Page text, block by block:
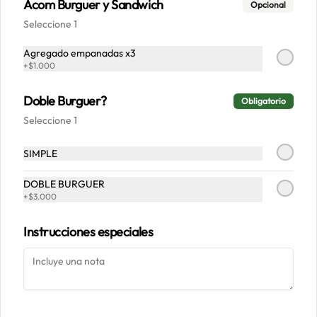
Conócenos
Términos y condiciones
Política de privacidad
Redes sociales
Instagram
Facebook
Mi cuenta
Iniciar sesión
Acom Burguer y Sandwich Opcional
Seleccione 1
Agregado empanadas x3
+$1.000
Doble Burguer? Obligatorio
Seleccione 1
SIMPLE
DOBLE BURGUER
+$3.000
Instrucciones especiales